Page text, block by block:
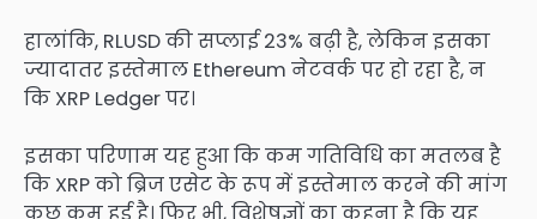
हालांकि, RLUSD की सप्लाई 23% बढ़ी है, लेकिन इसका
ज्यादातर इस्तेमाल Ethereum नेटवर्क पर हो रहा है, न
कि XRP Ledger पर।
इसका परिणाम यह हुआ कि कम गतिविधि का मतलब है
कि XRP को ब्रिज एसेट के रूप में इस्तेमाल करने की मांग